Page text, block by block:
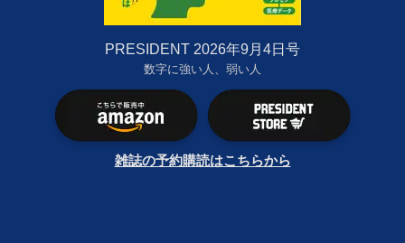
PRESIDENT 2026年9月4日号
数字に強い人、弱い人
雑誌の予約購読はこちらから